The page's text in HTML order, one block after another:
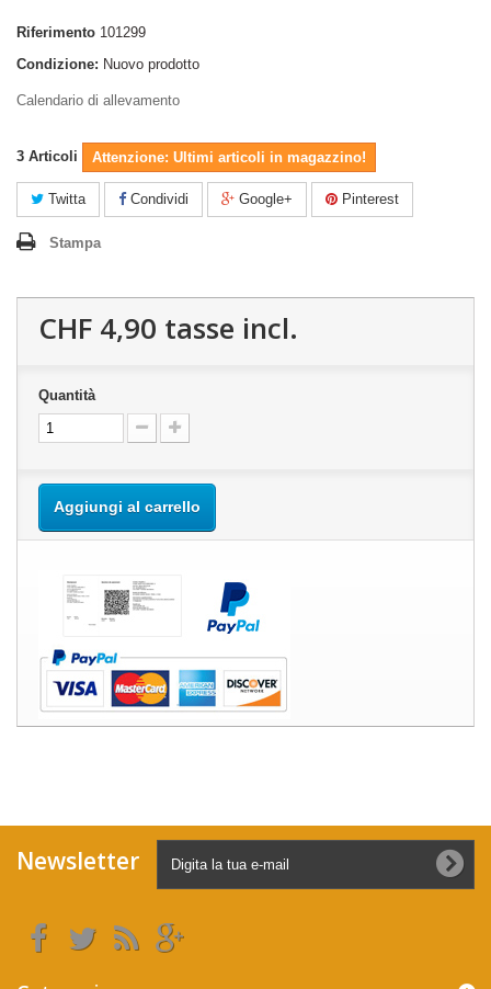
Riferimento 101299
Condizione: Nuovo prodotto
Calendario di allevamento
3 Articoli Attenzione: Ultimi articoli in magazzino!
Twitta Condividi Google+ Pinterest
Stampa
CHF 4,90 tasse incl.
Quantità
Aggiungi al carrello
Newsletter